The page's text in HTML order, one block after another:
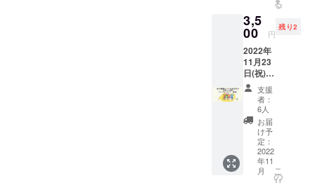
持されるこ
とを目指し
て活動して
います。
DIYが好
きな方
がつな
がる完
成見学
会 DIY
リノ
ベ・
ワーク
ショッ
プで完
成させ
たリビ
ング＆
ダイニ
る
3,5
00 円
残り2
2022年
11月23
日(祝)
（雨天
時は12
月3日
(土)にふ
りか
え） 床
の断熱
リノベ
方法を
支援
者：
6人
お届
け予
定：
2022
年11
月
こ
の